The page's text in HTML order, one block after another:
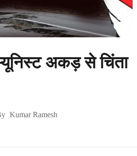
अकड़ से चिंता
Kumar Ramesh